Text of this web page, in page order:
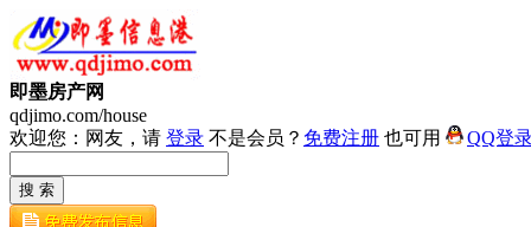
即墨房产网
qdjimo.com/house
欢迎您：网友，请 登录 不是会员？ 免费注册 也可用 QQ登